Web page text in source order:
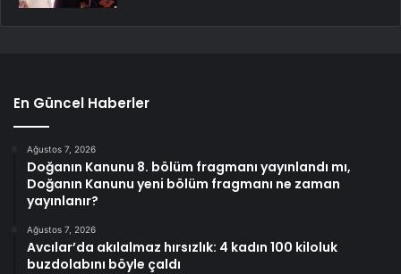
En Güncel Haberler
Ağustos 7, 2026
Doğanın Kanunu 8. bölüm fragmanı yayınlandı mı,
Doğanın Kanunu yeni bölüm fragmanı ne zaman
yayınlanır?
Ağustos 7, 2026
Avcılar’da akılalmaz hırsızlık: 4 kadın 100 kiloluk
buzdolabını böyle çaldı